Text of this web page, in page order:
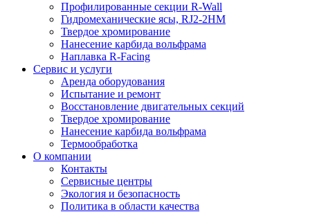
Профилированные секции R-Wall
Гидромеханические ясы, RJ2-2HM
Твердое хромирование
Нанесение карбида вольфрама
Наплавка R-Facing
Сервис и услуги
Аренда оборудования
Испытание и ремонт
Восстановление двигательных секций
Твердое хромирование
Нанесение карбида вольфрама
Термообработка
О компании
Контакты
Сервисные центры
Экология и безопасность
Политика в области качества